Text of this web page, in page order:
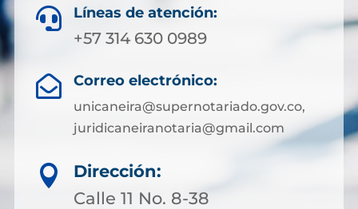
 Líneas de atención:
+57 314 630 0989
 Correo electrónico:
unicaneira@supernotariado.gov.co,
juridicaneiranotaria@gmail.com

Dirección:
Calle 11 No. 8-38